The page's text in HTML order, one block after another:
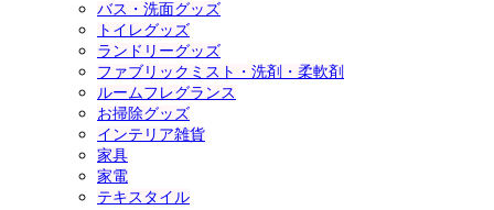
バス・洗面グッズ
トイレグッズ
ランドリーグッズ
ファブリックミスト・洗剤・柔軟剤
ルームフレグランス
お掃除グッズ
インテリア雑貨
家具
家電
テキスタイル